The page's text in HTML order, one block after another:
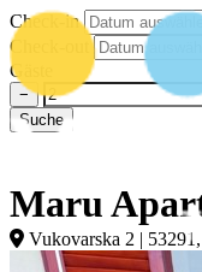
Check-in
Check-out
Gäste
−
Suche
Maru
Vukovarska 2 |